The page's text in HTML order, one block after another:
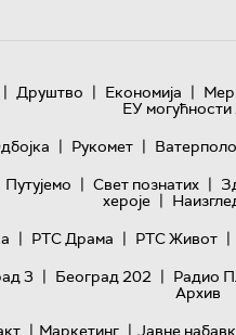
| Друштво | Економија |
ЕУ
| Рукомет | Ватерполо
Путујемо | Свет познатих |
хероје |
| РТС Драма | РТС Живот |
3 | Београд 202 | Радио
Архив
| Маркетинг | Јавне